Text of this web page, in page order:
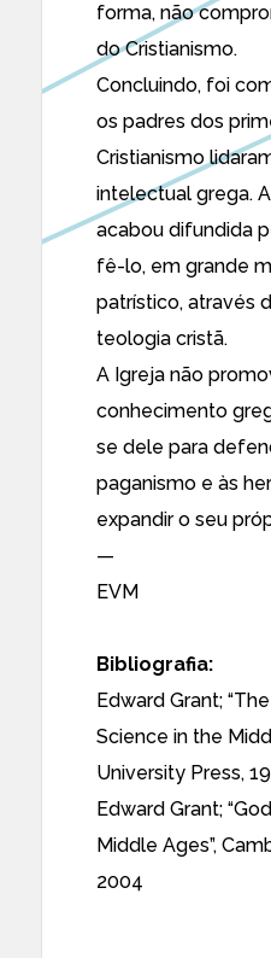
forma, não
do Cristianismo.
Concluindo, foi
os padres dos
Cristianismo
intelectual grega.
acabou difundida
fê-lo, em grande
patrístico, através
teologia cristã.
A Igreja não
conhecimento
se dele para
paganismo e às
expandir o seu
—
EVM
Bibliografia:
Edward Grant;
Science in the
University Press,
Edward Grant;
Middle Ages”,
2004